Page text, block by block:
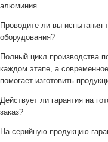
алюминия.
Проводите ли вы испытания
оборудования?
Полный цикл производства
каждом этапе, а
помогает изготовить
Действует ли гарантия на
заказ?
На серийную продукцию